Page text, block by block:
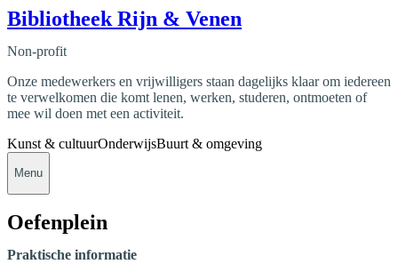
Bibliotheek Rijn & Venen
Non-profit
Onze medewerkers en vrijwilligers staan dagelijks klaar om iedereen
te verwelkomen die komt lenen, werken, studeren, ontmoeten of
mee wil doen met een activiteit.
Kunst & cultuurOnderwijsBuurt & omgeving
Menu
Oefenplein
Praktische informatie